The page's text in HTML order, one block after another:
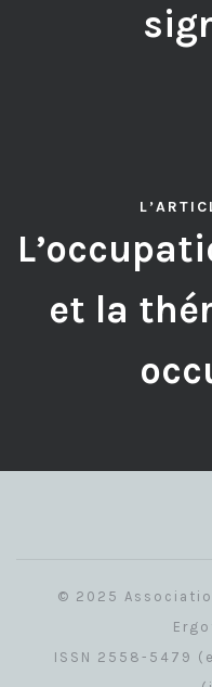
et la
© 2025
ISSN 2558-5479